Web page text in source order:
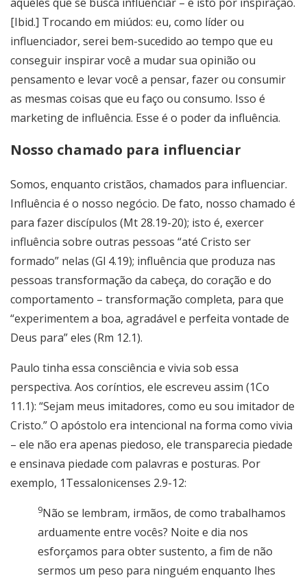
[Ibid.] Trocando em miúdos: eu, como líder ou
influenciador, serei bem-sucedido ao tempo que eu
conseguir inspirar você a mudar sua opinião ou
pensamento e levar você a pensar, fazer ou consumir
as mesmas coisas que eu faço ou consumo. Isso é
marketing de influência. Esse é o poder da influência.
Nosso chamado para influenciar
Somos, enquanto cristãos, chamados para influenciar.
Influência é o nosso negócio. De fato, nosso chamado é
para fazer discípulos (Mt 28.19-20); isto é, exercer
influência sobre outras pessoas “até Cristo ser
formado” nelas (Gl 4.19); influência que produza nas
pessoas transformação da cabeça, do coração e do
comportamento – transformação completa, para que
“experimentem a boa, agradável e perfeita vontade de
Deus para” eles (Rm 12.1).
Paulo tinha essa consciência e vivia sob essa
perspectiva. Aos coríntios, ele escreveu assim (1Co
11.1): “Sejam meus imitadores, como eu sou imitador de
Cristo.” O apóstolo era intencional na forma como vivia
– ele não era apenas piedoso, ele transparecia piedade
e ensinava piedade com palavras e posturas. Por
exemplo, 1Tessalonicenses 2.9-12:
9Não se lembram, irmãos, de como trabalhamos
arduamente entre vocês? Noite e dia nos
esforçamos para obter sustento, a fim de não
sermos um peso para ninguém enquanto lhes